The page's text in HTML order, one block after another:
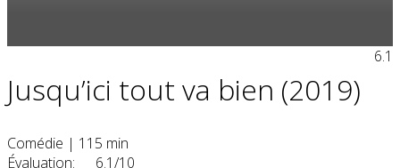
Jusqu’ici tout va bien (2019)
Comédie | 115 min
Évaluation:
6.1/10
6.1